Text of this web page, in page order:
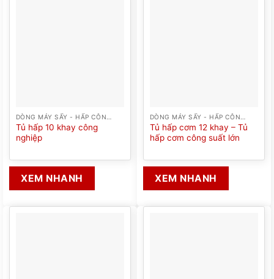
Tủ hấp 10 khay công
nghiệp
XEM NHANH
Tủ hấp cơm 12 khay – Tủ
hấp cơm công suất lớn
XEM NHANH